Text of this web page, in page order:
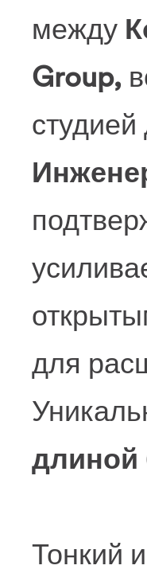
между
Group,
для
длиной
Тонкий